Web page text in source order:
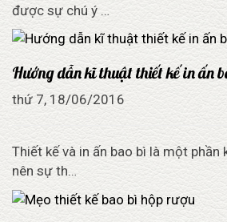
được sự chú ý …
Hướng dẫn kĩ thuật thiết kế in ấn
thứ 7, 18/06/2016
Thiết kế và in ấn bao bì là một phần
nên sự th…